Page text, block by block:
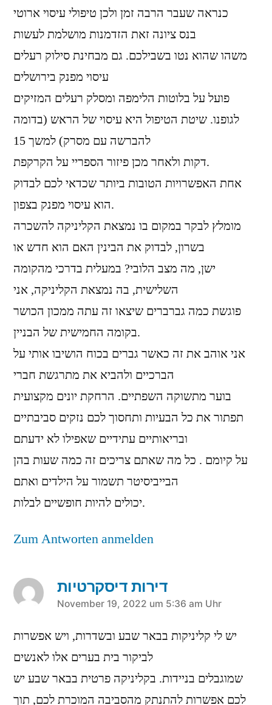
כנראה שעבר הרבה זמן ולכן טיפולי עיסוי ארוטי
בנס ציונה זאת הזדמנות מושלמת לעשות
משהו שהוא נטו בשבילכם. גם מבחינת סילוק רעלים
עיסוי מפנק בירושלים
פועל על בלוטות הלימפה ומסלק רעלים המזיקים
לגופנו. שיטת הטיפול היא עיסוי של הראש (בדומה
להברשה עם מסרק) למשך 15
דקות ולאחר מכן פיזור הספריי על הקרקפת.
אחת האפשרויות הטובות ביותר שכדאי לכם לבדוק
הוא עיסוי מפנק בצפון.
מומלץ לבקר במקום בו נמצאת הקליניקה להשכרה
בשרון, לבדוק את הבינין האם הוא חדש או
ישן, מה מצב הלובי? במעלית בדרכי מהקומה
השלישית, בה נמצאת הקליניקה, אני
פוגשת כמה גברברים שיצאו זה עתה ממכון הכושר
בקומה החמישית של הבניין.
אני אוהב את זה כאשר גברים בכוח הושיבו אותי על
הברכיים ולהביא את מתרגשת חברי
בוער מתשוקה השפתיים. הרחקת יונים מקצועית
תפתור את כל הבעיות ותחסוך לכם נזקים סביבתיים
ובריאותיים עתידיים שאפילו לא ידעתם
על קיומם . כל מה שאתם צריכים זה כמה שעות בהן
הבייביסיטר תשמור על הילדים ואתם
יכולים להיות חופשיים לבלות.
Zum Antworten anmelden
דירות דיסקרטיות
sagt:
November 19, 2022 um 5:36 am Uhr
יש לי קליניקות בבאר שבע ובשדרות, ויש אפשרות
לביקור בית בערים אלו לאנשים
שמוגבלים בניידות. בקליניקה פרטית בבאר שבע יש
לכם אפשרות להתנתק מהסביבה המוכרת לכם, תוך